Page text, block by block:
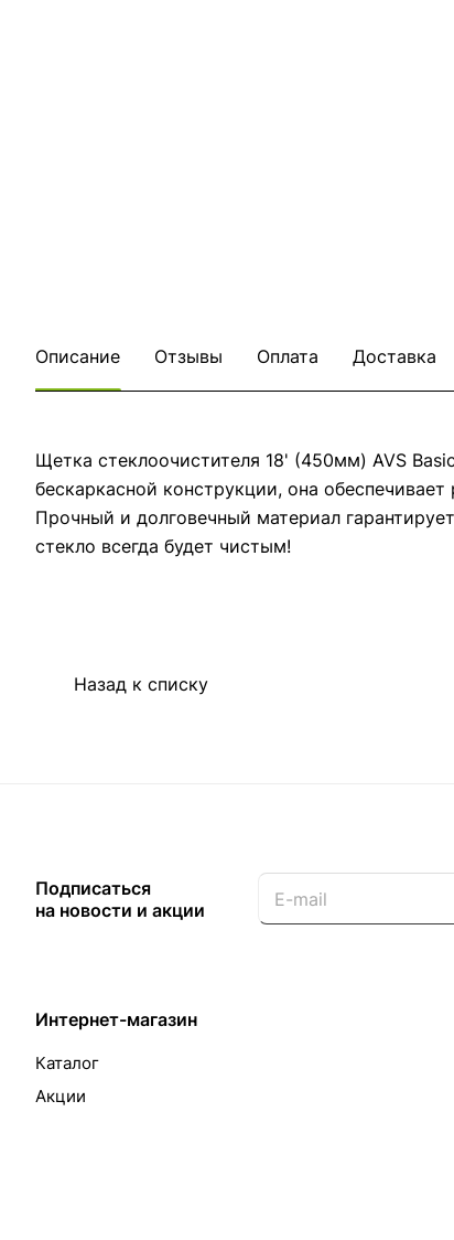
Описание Отзывы Оплата Доставка
Щетка стеклоочистителя 18' (450мм) AVS
бескаркасной конструкции, она
Прочный и долговечный материал
стекло всегда будет чистым!
Назад к списку
Подписаться
на новости и акции
Интернет-магазин
Каталог
Акции